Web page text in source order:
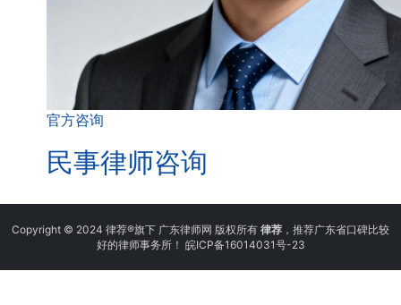
官方咨询
民事律师咨询
Copyright © 2024 律荐®旗下 广东律师网 版权所有 律荐 ，推荐广东省口碑比较
好的律师事务所！ 皖ICP备16014031号-23